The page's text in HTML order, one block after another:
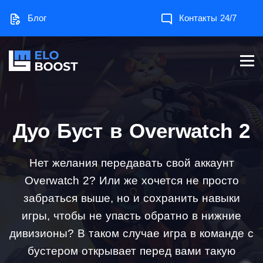
Блог Контакты 24/7
Дуо Буст в Overwatch 2
Нет желания передавать свой аккаунт
Overwatch 2? Или же хочется не просто
забраться выше, но и сохранить навыки
игры, чтобы не упасть обратно в нижние
дивизионы? В таком случае игра в команде с
бустером открывает перед вами такую